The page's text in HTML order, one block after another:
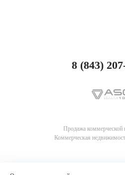
8 (843)
Продажа коммерческой
Коммерческая